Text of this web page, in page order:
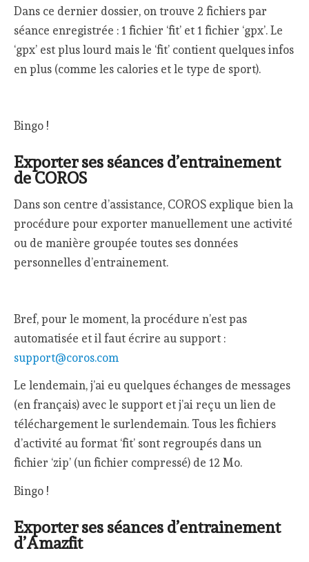
Dans ce dernier dossier, on trouve 2 fichiers par
séance enregistrée : 1 fichier ‘fit’ et 1 fichier ‘gpx’. Le
‘gpx’ est plus lourd mais le ‘fit’ contient quelques infos
en plus (comme les calories et le type de sport).
Bingo !
Exporter ses séances d’entrainement
de COROS
Dans son centre d’assistance, COROS explique bien la
procédure pour exporter manuellement une activité
ou de manière groupée toutes ses données
personnelles d’entrainement.
Bref, pour le moment, la procédure n’est pas
automatisée et il faut écrire au support :
support@coros.com
Le lendemain, j’ai eu quelques échanges de messages
(en français) avec le support et j’ai reçu un lien de
téléchargement le surlendemain. Tous les fichiers
d’activité au format ‘fit’ sont regroupés dans un
fichier ‘zip’ (un fichier compressé) de 12 Mo.
Bingo !
Exporter ses séances d’entrainement
d’Amazfit